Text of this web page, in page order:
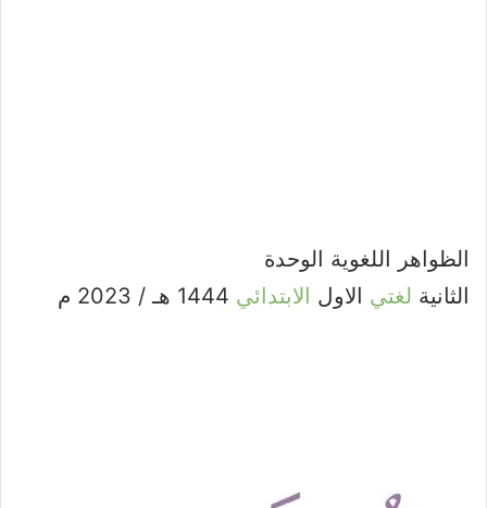
الظواهر اللغوية الوحدة
الثانية لغتي الاول الابتدائي